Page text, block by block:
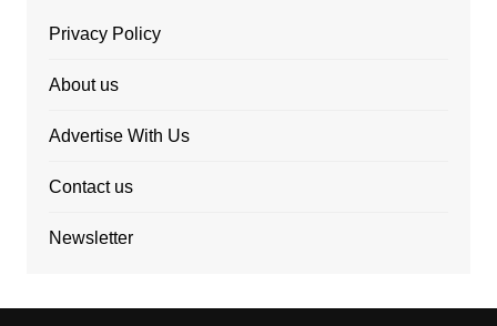
Privacy Policy
About us
Advertise With Us
Contact us
Newsletter